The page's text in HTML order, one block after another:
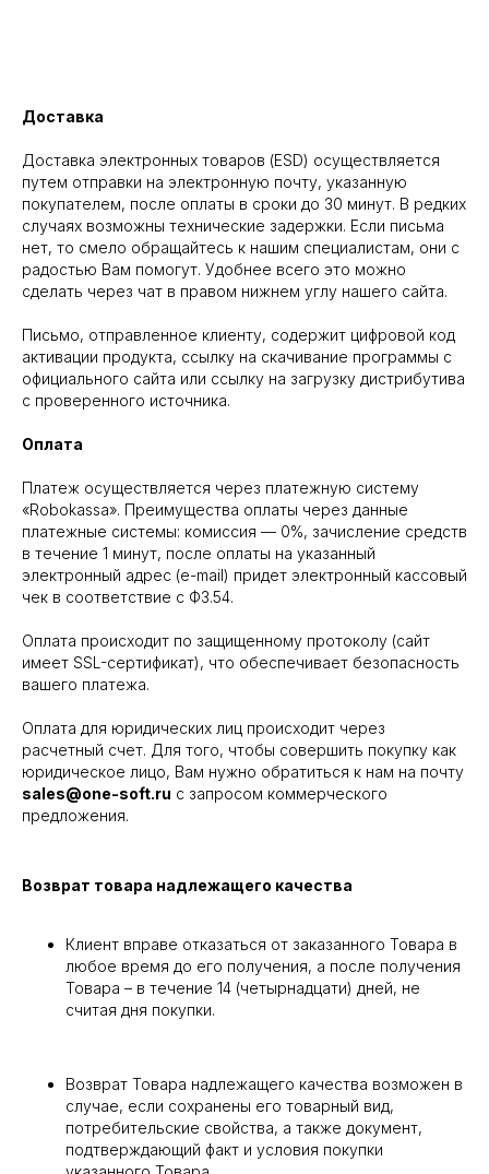
Доставка
Доставка электронных товаров (ESD) осуществляется
путем отправки на электронную почту, указанную
покупателем, после оплаты в сроки до 30 минут. В редких
случаях возможны технические задержки. Если письма
нет, то смело обращайтесь к нашим специалистам, они с
радостью Вам помогут. Удобнее всего это можно
сделать через чат в правом нижнем углу нашего сайта.
Письмо, отправленное клиенту, содержит цифровой код
активации продукта, ссылку на скачивание программы с
официального сайта или ссылку на загрузку дистрибутива
с проверенного источника.
Оплата
Платеж осуществляется через платежную систему
«Robokassa». Преимущества оплаты через данные
платежные системы: комиссия — 0%, зачисление средств
в течение 1 минут, после оплаты на указанный
электронный адрес (e-mail) придет электронный кассовый
чек в соответствие с ФЗ.54.
Оплата происходит по защищенному протоколу (сайт
имеет SSL-сертификат), что обеспечивает безопасность
вашего платежа.
Оплата для юридических лиц происходит через
расчетный счет. Для того, чтобы совершить покупку как
юридическое лицо, Вам нужно обратиться к нам на почту
sales@one-soft.ru с запросом коммерческого
предложения.
Возврат товара надлежащего качества
Клиент вправе отказаться от заказанного Товара в
любое время до его получения, а после получения
Товара – в течение 14 (четырнадцати) дней, не
считая дня покупки.
Возврат Товара надлежащего качества возможен в
случае, если сохранены его товарный вид,
потребительские свойства, а также документ,
подтверждающий факт и условия покупки